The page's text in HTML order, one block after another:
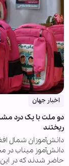
اخبار جهان
دو ملت با یک درد
ریختند
دانش‌آموزان شمال
دانش‌آموز میناب در
حاضر شدند که در